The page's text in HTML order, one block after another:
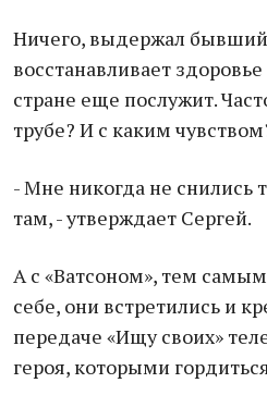
Ничего, выдержал
восстанавливает
стране еще послужит.
трубе? И с каким
- Мне никогда не снились
там, - утверждает Сергей.
А с «Ватсоном», тем
себе, они встретились и
передаче «Ищу своих»
героя, которыми